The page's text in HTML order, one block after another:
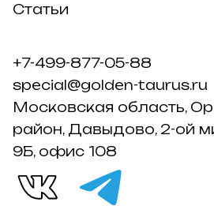
Статьи
+7-499-877-05-88
special@golden-taurus.ru
Московская область,
район, Давыдово, 2-ой
9Б, офис 108